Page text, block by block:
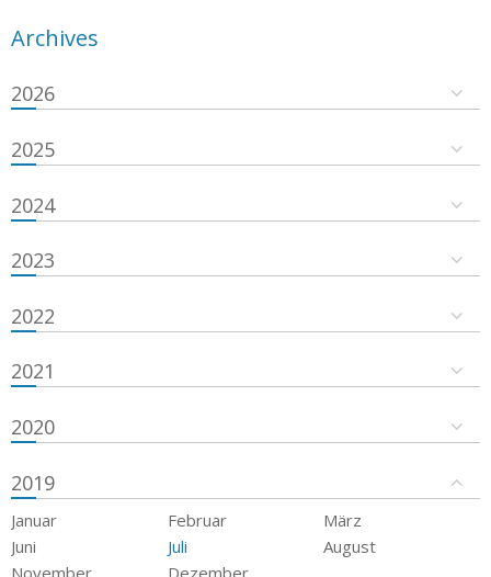
Archives
2026
2025
2024
2023
2022
2021
2020
2019
Januar Februar
März
Juni
Juli
August
November
Dezember